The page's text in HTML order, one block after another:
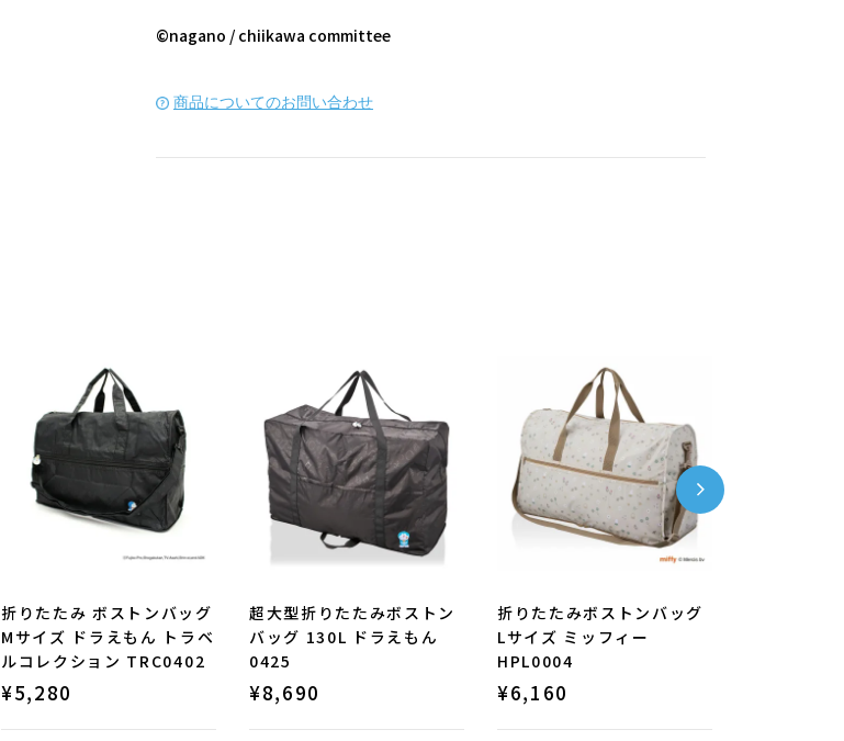
©nagano / chiikawa committee
商品についてのお問い合わせ
折りたたみ ボストンバッグ
Mサイズ ドラえもん トラベ
ルコレクション TRC0402
¥5,280
超大型折りたたみボストン
バッグ 130L ドラえもん
0425
¥8,690
折りたたみボストンバッグ
Lサイズ ミッフィー
HPL0004
¥6,160